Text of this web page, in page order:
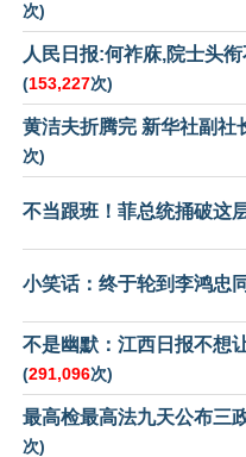
次)
人民日报:何祚庥,院士头
(153,227次)
黄洁夫折腾完 新华社副社
次)
不当跟班！菲总统捅破这
小笑话：终于轮到李鸿忠
不是幽默：江西日报不想
(291,096次)
最高检最高法九天公布三
次)